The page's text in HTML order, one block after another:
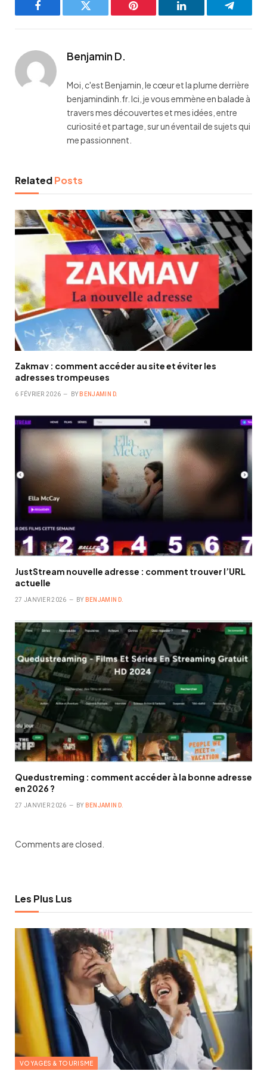
Facebook Twitter Pinterest LinkedIn
Benjamin D.
Moi, c'est Benjamin, le cœur et la plume derrière
benjamindinh.fr. Ici, je vous emmène en balade à
travers mes découvertes et mes idées, entre
curiosité et partage, sur un éventail de sujets qui
me passionnent.
RelatedPosts
Zakmav : comment accéder au site et éviter les
adresses trompeuses
6 FÉVRIER 2026 BY BENJAMIN D.
JustStream nouvelle adresse : comment trouver l’URL
actuelle
27 JANVIER 2026 BY BENJAMIN D.
Quedustreming : comment accéder à la bonne adresse
en 2026 ?
27 JANVIER 2026 BY BENJAMIN D.
Comments are closed.
Les Plus Lus
VOYAGES & TOURISME